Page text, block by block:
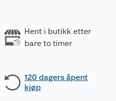
Hent i butikk etter
bare to timer
120 dagers åpent
kjøp